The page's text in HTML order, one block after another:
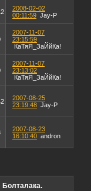
2008-02-02
00:11:59 Jay-P
2007-11-07
23:15:59
КаТяЯ_ЗаЙйКа!
2007-11-07
23:13:02
КаТяЯ_ЗаЙйКа!
2007-08-25
23:19:48 Jay-P
2007-08-23
16:10:40 andron
Болталака.